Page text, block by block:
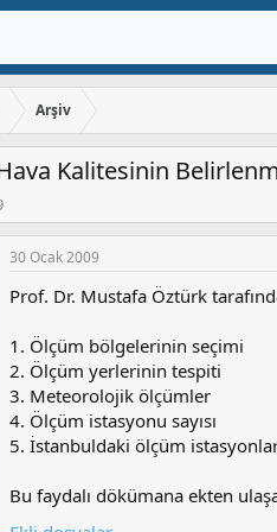
Arşiv
Kalitesinin
30 Ocak 2009
Prof. Dr. Mustafa Öztürk
1. Ölçüm bölgelerinin seçimi
2. Ölçüm yerlerinin tespiti
3. Meteorolojik ölçümler
4. Ölçüm istasyonu sayısı
5. İstanbuldaki ölçüm
Bu faydalı dökümana ekten